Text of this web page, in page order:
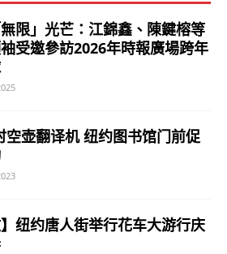
限」光芒：江錦鑫、陳鍵榕等
受邀參訪2026年時報廣場跨年
空壶翻译机 纽约图书馆门前促
】纽约唐人街举行花车大游行庆